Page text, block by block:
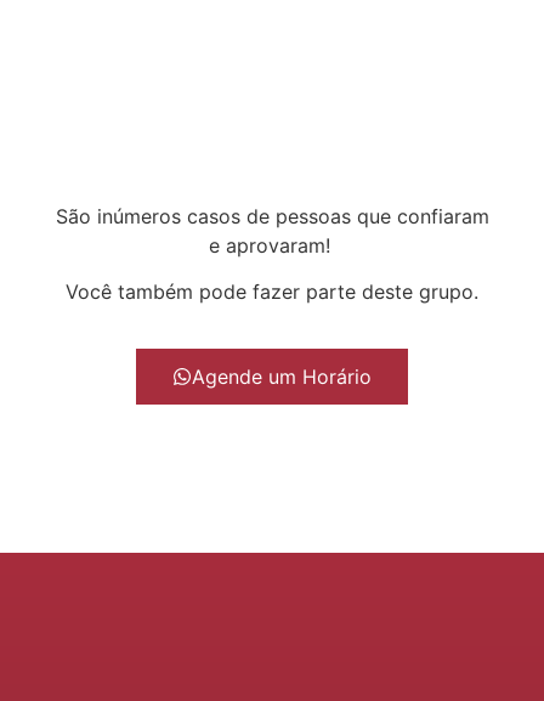
São inúmeros casos de pessoas que confiaram
e aprovaram!
Você também pode fazer parte deste grupo.
Agende um Horário